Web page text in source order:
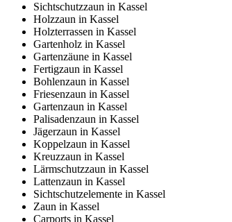
Sichtschutzzaun in Kassel
Holzzaun in Kassel
Holzterrassen in Kassel
Gartenholz in Kassel
Gartenzäune in Kassel
Fertigzaun in Kassel
Bohlenzaun in Kassel
Friesenzaun in Kassel
Gartenzaun in Kassel
Palisadenzaun in Kassel
Jägerzaun in Kassel
Koppelzaun in Kassel
Kreuzzaun in Kassel
Lärmschutzzaun in Kassel
Lattenzaun in Kassel
Sichtschutzelemente in Kassel
Zaun in Kassel
Carports in Kassel